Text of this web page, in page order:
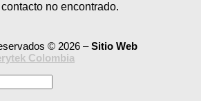
no encontrado.
© 2026 –Sitio Web
Colombia